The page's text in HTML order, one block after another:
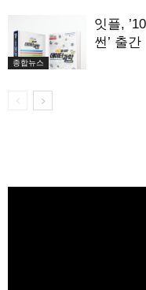
종합뉴스
잇플,
썬’ 출간